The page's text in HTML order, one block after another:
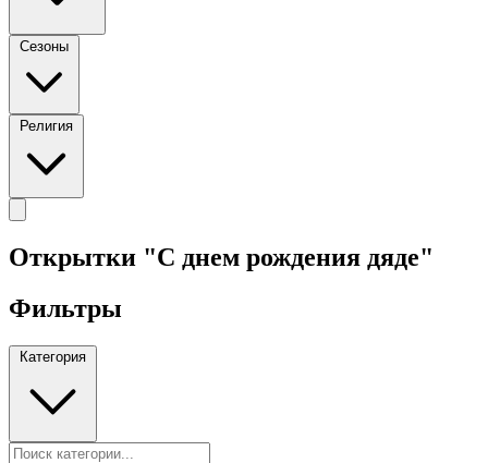
Сезоны
Религия
Открытки "С днем рождения дяде"
Фильтры
Категория